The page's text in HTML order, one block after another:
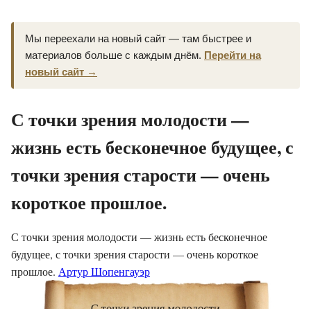
Мы переехали на новый сайт — там быстрее и
материалов больше с каждым днём. Перейти на
новый сайт →
С точки зрения молодости —
жизнь есть бесконечное будущее, с
точки зрения старости — очень
короткое прошлое.
С точки зрения молодости — жизнь есть бесконечное
будущее, с точки зрения старости — очень короткое
прошлое. Артур Шопенгауэр